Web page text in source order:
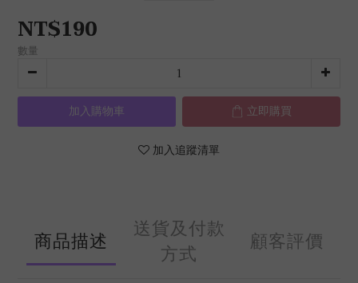
NT$190
數量
加入購物車 立即購買
加入追蹤清單
商品描述
送貨及付款
方式
顧客評價